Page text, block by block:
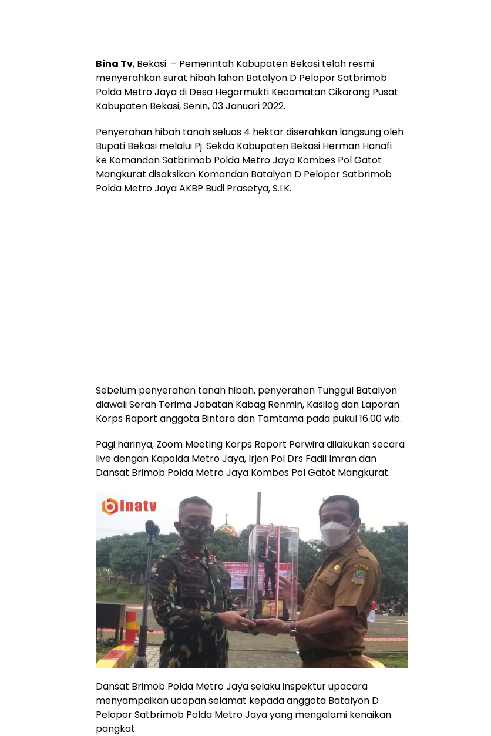
Bina Tv, Bekasi – Pemerintah Kabupaten Bekasi telah resmi
menyerahkan surat hibah lahan Batalyon D Pelopor Satbrimob
Polda Metro Jaya di Desa Hegarmukti Kecamatan Cikarang Pusat
Kabupaten Bekasi, Senin, 03 Januari 2022.
Penyerahan hibah tanah seluas 4 hektar diserahkan langsung oleh
Bupati Bekasi melalui Pj. Sekda Kabupaten Bekasi Herman Hanafi
ke Komandan Satbrimob Polda Metro Jaya Kombes Pol Gatot
Mangkurat disaksikan Komandan Batalyon D Pelopor Satbrimob
Polda Metro Jaya AKBP Budi Prasetya, S.I.K.
Sebelum penyerahan tanah hibah, penyerahan Tunggul Batalyon
diawali Serah Terima Jabatan Kabag Renmin, Kasilog dan Laporan
Korps Raport anggota Bintara dan Tamtama pada pukul 16.00 wib.
Pagi harinya, Zoom Meeting Korps Raport Perwira dilakukan secara
live dengan Kapolda Metro Jaya, Irjen Pol Drs Fadil Imran dan
Dansat Brimob Polda Metro Jaya Kombes Pol Gatot Mangkurat.
Dansat Brimob Polda Metro Jaya selaku inspektur upacara
menyampaikan ucapan selamat kepada anggota Batalyon D
Pelopor Satbrimob Polda Metro Jaya yang mengalami kenaikan
pangkat.